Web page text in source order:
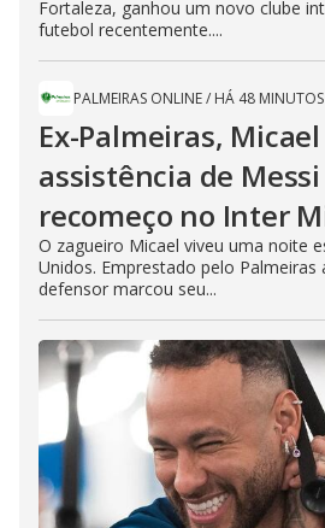
Fortaleza, ganhou um novo clube
futebol recentemente....
PALMEIRAS ONLINE/ HÁ 48 MINUTOS
Ex-Palmeiras,
assistência de
recomeço no Inter
O zagueiro Micael viveu uma noite
Unidos. Emprestado pelo
defensor marcou seu...